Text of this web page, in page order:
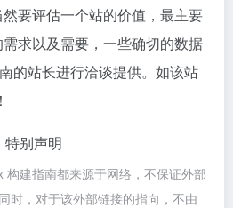
要评估一个站的价值，最主要
求以及需要，一些确切的数据
的站长进行洽谈提供。如该站
特别声明
构建指南都来源于网络，不保证外部
时，对于该外部链接的指向，不由